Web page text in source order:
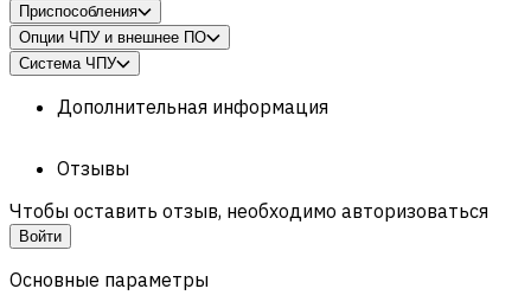
Приспособления
Опции ЧПУ и внешнее ПО
Система ЧПУ
Дополнительная информация
Отзывы
Чтобы оставить отзыв, необходимо авторизоваться
Войти
Основные параметры